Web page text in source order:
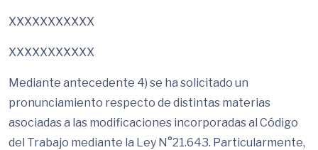
XXXXXXXXXXX
XXXXXXXXXXX
Mediante antecedente 4) se ha solicitado un
pronunciamiento respecto de distintas materias
asociadas a las modificaciones incorporadas al Código
del Trabajo mediante la Ley N°21.643. Particularmente,